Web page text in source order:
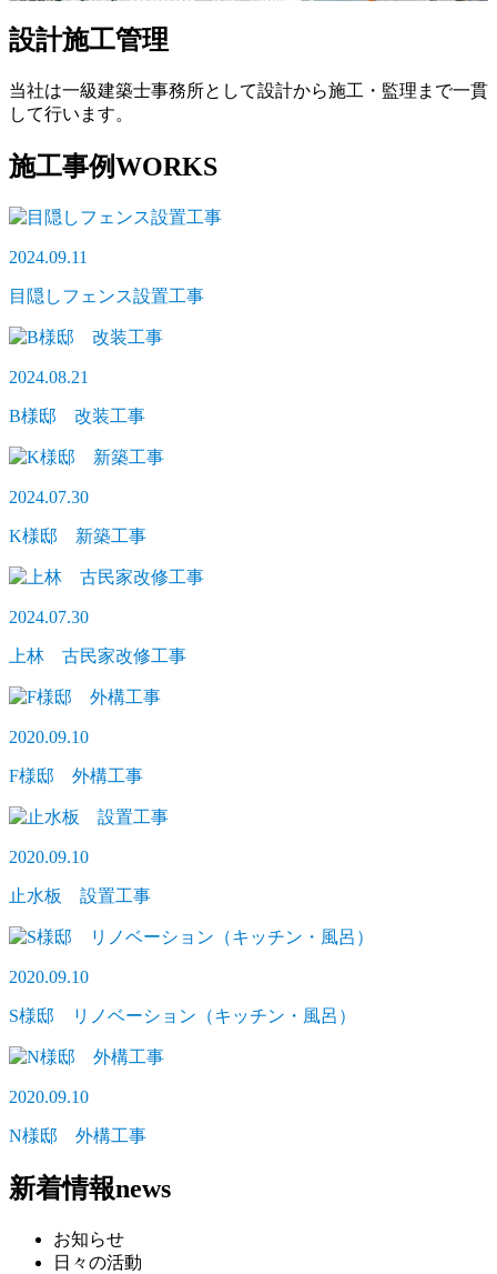
設計施工管理
当社は一級建築士事務所として設計から施工・監理まで一貫
して行います。
施工事例WORKS
2024.09.11
目隠しフェンス設置工事
2024.08.21
B様邸 改装工事
2024.07.30
K様邸 新築工事
2024.07.30
上林 古民家改修工事
2020.09.10
F様邸 外構工事
2020.09.10
止水板 設置工事
2020.09.10
S様邸 リノベーション（キッチン・風呂）
2020.09.10
N様邸 外構工事
新着情報news
お知らせ
日々の活動